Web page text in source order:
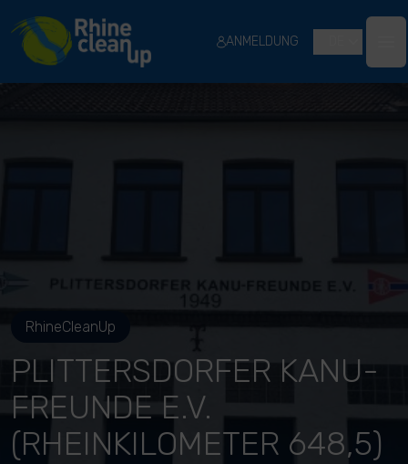
River Cleanup
ANMELDUNG
RhineCleanUp
PLITTERSDORFER KANU-
FREUNDE E.V.
(RHEINKILOMETER 648,5)